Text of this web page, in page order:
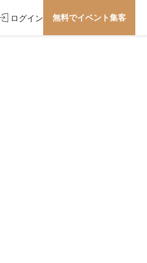
ログイン 無料でイベント集客